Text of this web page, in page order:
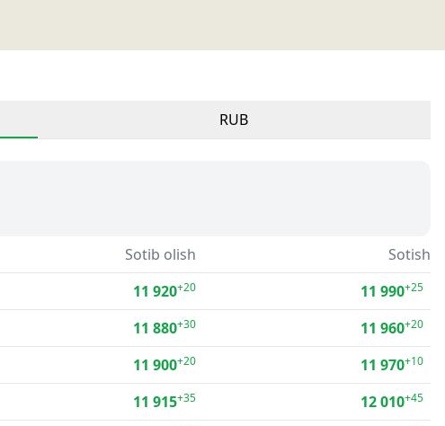
RUB
Sotib olish
Sotish
11 920+20 11 990+25
11 880+30 11 960+20
11 900+20 11 970+10
11 915+35 12 010+45